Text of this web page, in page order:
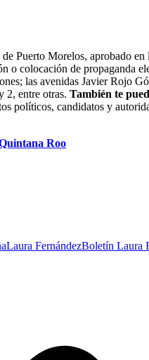
Puerto Morelos, aprobado
colocación de propaganda
las avenidas Javier Rojo
2, entre otras. También te
políticos, candidatos y
Roo
Laura FernándezBoletín Laura